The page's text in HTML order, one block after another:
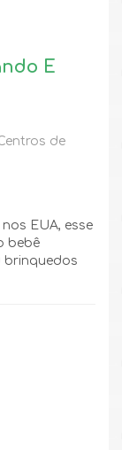
E
de
EUA, esse
bebê
brinquedos